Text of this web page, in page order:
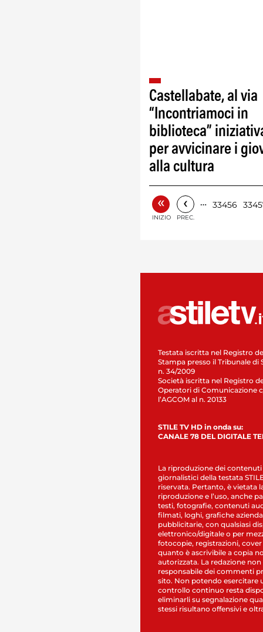
Castellabate, al via
“Incontriamoci in
biblioteca”
per avvicinare i
alla cultura
«
INIZIO
‹
PREC.
… 33456
Testata iscritta nel Registro
Stampa presso il Tribunale di
n. 34/2009
Società iscritta nel Registro
Operatori di Comunicazione
l’AGCOM al n. 20133
STILE TV HD in onda su:
CANALE 78 DEL DIGITALE
La riproduzione dei contenuti
giornalistici della testata
riservata. Pertanto, è vietata
riproduzione e l’uso, anche
testi, fotografie, contenuti
filmati, loghi, grafiche
pubblicitarie, con qualsiasi
elettronico/digitale o per
fotocopie, registrazioni,
quanto è ascrivibile a copia
autorizzata. La redazione non
responsabile dei commenti
sito. Non potendo esercitare
controllo continuo resta
eliminarli su segnalazione
stessi risultano offensivi e